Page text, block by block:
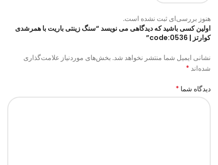
هنوز بررسی‌ای ثبت نشده است.
اولین کسی باشید که دیدگاهی می نویسد “سنگ زینتی باریت با همرشدی
کوارتز | code:0536”
نشانی ایمیل شما منتشر نخواهد شد. بخش‌های موردنیاز علامت‌گذاری
شده‌اند *
دیدگاه شما *